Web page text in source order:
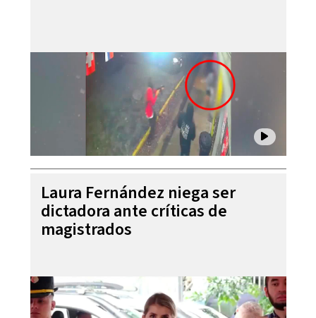
Laura Fernández niega ser
dictadora ante críticas de
magistrados